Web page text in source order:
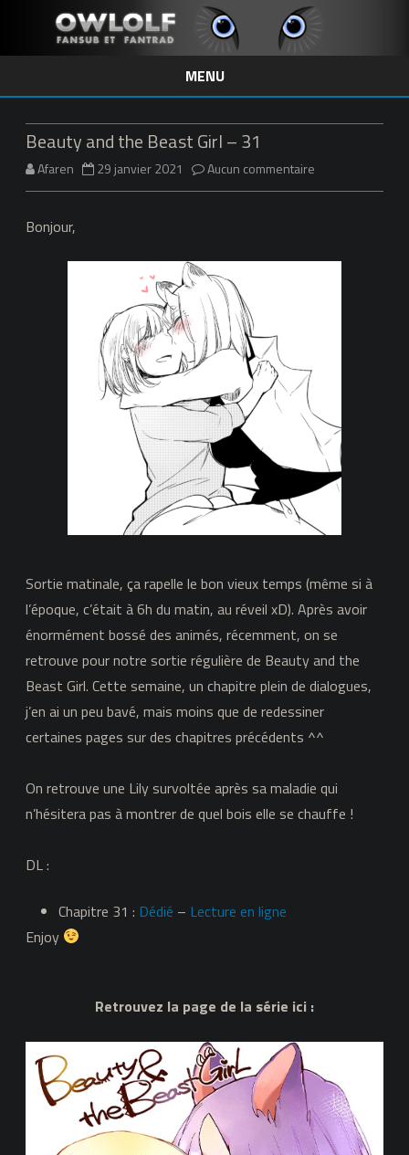
MENU
Skip
to
content
Beauty and the Beast Girl – 31
Afaren 29 janvier 2021 Aucun commentaire
the
Bonjour,
Sortie matinale, ça rapelle le bon vieux temps (même si à
l’époque, c’était à 6h du matin, au réveil xD). Après avoir
énormément bossé des animés, récemment, on se
retrouve pour notre sortie régulière de Beauty and the
Beast Girl. Cette semaine, un chapitre plein de dialogues,
j’en ai un peu bavé, mais moins que de redessiner
certaines pages sur des chapitres précédents ^^
On retrouve une Lily survoltée après sa maladie qui
n’hésitera pas à montrer de quel bois elle se chauffe !
DL :
Chapitre 31 : Dédié – Lecture en ligne
Enjoy
Retrouvez la page de la série ici :